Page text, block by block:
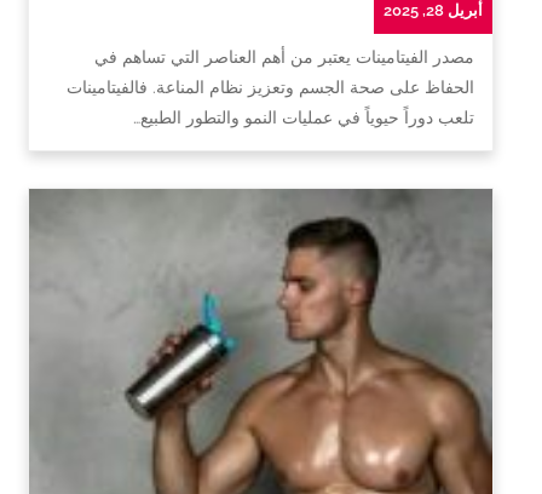
أبريل 28, 2025
مصدر الفيتامينات يعتبر من أهم العناصر التي تساهم في
الحفاظ على صحة الجسم وتعزيز نظام المناعة. فالفيتامينات
تلعب دوراً حيوياً في عمليات النمو والتطور الطبيع…